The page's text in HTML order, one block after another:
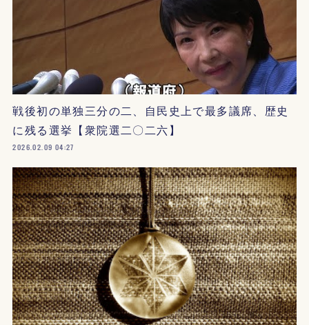
戦後初の単独三分の二、自民史上で最多議席、歴史
に残る選挙【衆院選二〇二六】
2026.02.09 04:27